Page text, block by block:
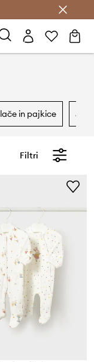
hlače in pajkice
Filtri